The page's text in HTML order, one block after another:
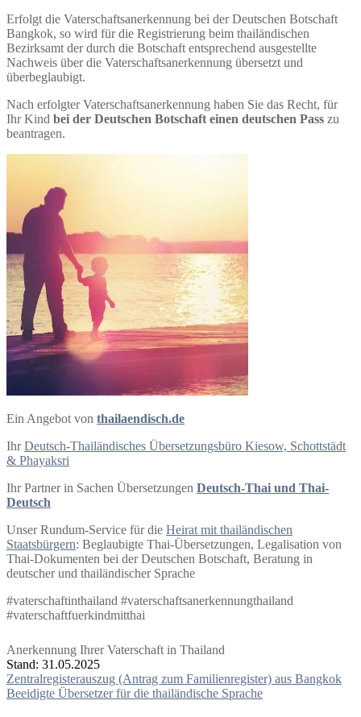
Erfolgt die Vaterschaftsanerkennung bei der Deutschen Botschaft
Bangkok, so wird für die Registrierung beim thailändischen
Bezirksamt der durch die Botschaft entsprechend ausgestellte
Nachweis über die Vaterschaftsanerkennung übersetzt und
überbeglaubigt.
Nach erfolgter Vaterschaftsanerkennung haben Sie das Recht, für
Ihr Kind bei der Deutschen Botschaft einen deutschen Pass zu
beantragen.
Ein Angebot von thailaendisch.de
IhrDeutsch-Thailändisches Übersetzungsbüro Kiesow, Schottstädt
& Phayaksri
Ihr Partner in Sachen Übersetzungen Deutsch-Thai und Thai-
Deutsch
Unser Rundum-Service für die Heirat mit thailändischen
Staatsbürgern: Beglaubigte Thai-Übersetzungen, Legalisation von
Thai-Dokumenten bei der Deutschen Botschaft, Beratung in
deutscher und thailändischer Sprache
#vaterschaftinthailand #vaterschaftsanerkennungthailand
#vaterschaftfuerkindmitthai
Anerkennung Ihrer Vaterschaft in Thailand
Stand: 31.05.2025
Beitragsnavigation
Zentralregisterauszug (Antrag zum Familienregister) aus Bangkok
Beeidigte Übersetzer für die thailändische Sprache